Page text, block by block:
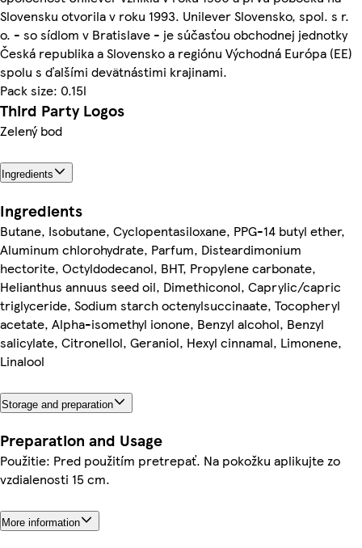
Slovensku otvorila v roku 1993. Unilever Slovensko, spol. s r.
o. - so sídlom v Bratislave - je súčasťou obchodnej jednotky
Česká republika a Slovensko a regiónu Východná Európa (EE)
spolu s ďalšími devätnástimi krajinami.
Pack size: 0.15l
Third Party Logos
Zelený bod
Ingredients
Ingredients
Butane, Isobutane, Cyclopentasiloxane, PPG-14 butyl ether,
Aluminum chlorohydrate, Parfum, Disteardimonium
hectorite, Octyldodecanol, BHT, Propylene carbonate,
Helianthus annuus seed oil, Dimethiconol, Caprylic/capric
triglyceride, Sodium starch octenylsuccinaate, Tocopheryl
acetate, Alpha-isomethyl ionone, Benzyl alcohol, Benzyl
salicylate, Citronellol, Geraniol, Hexyl cinnamal, Limonene,
Linalool
Storage and preparation
Preparation and Usage
Použitie: Pred použitím pretrepať. Na pokožku aplikujte zo
vzdialenosti 15 cm.
More information